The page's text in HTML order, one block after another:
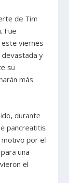
de Tim
Fue
este viernes
devastada y
su
más
durante
pancreatitis
motivo por el
una
el